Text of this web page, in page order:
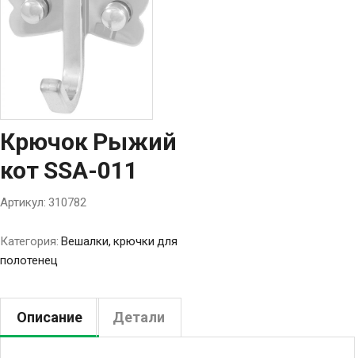
Крючок Рыжий
кот SSA-011
Артикул: 310782
Категория: Вешалки, крючки для
полотенец
Описание Детали